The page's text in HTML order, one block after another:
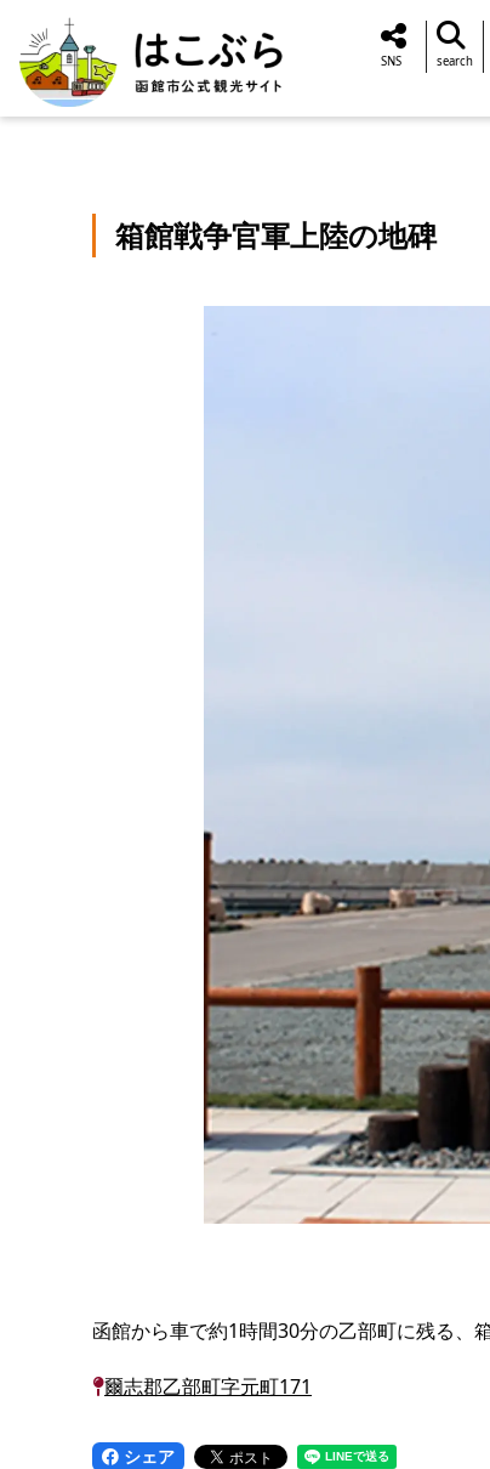
SNS search
箱館戦争官軍上陸の地碑
函館から車で約1時間30分の乙部町に残る、
爾志郡乙部町字元町171
シェア